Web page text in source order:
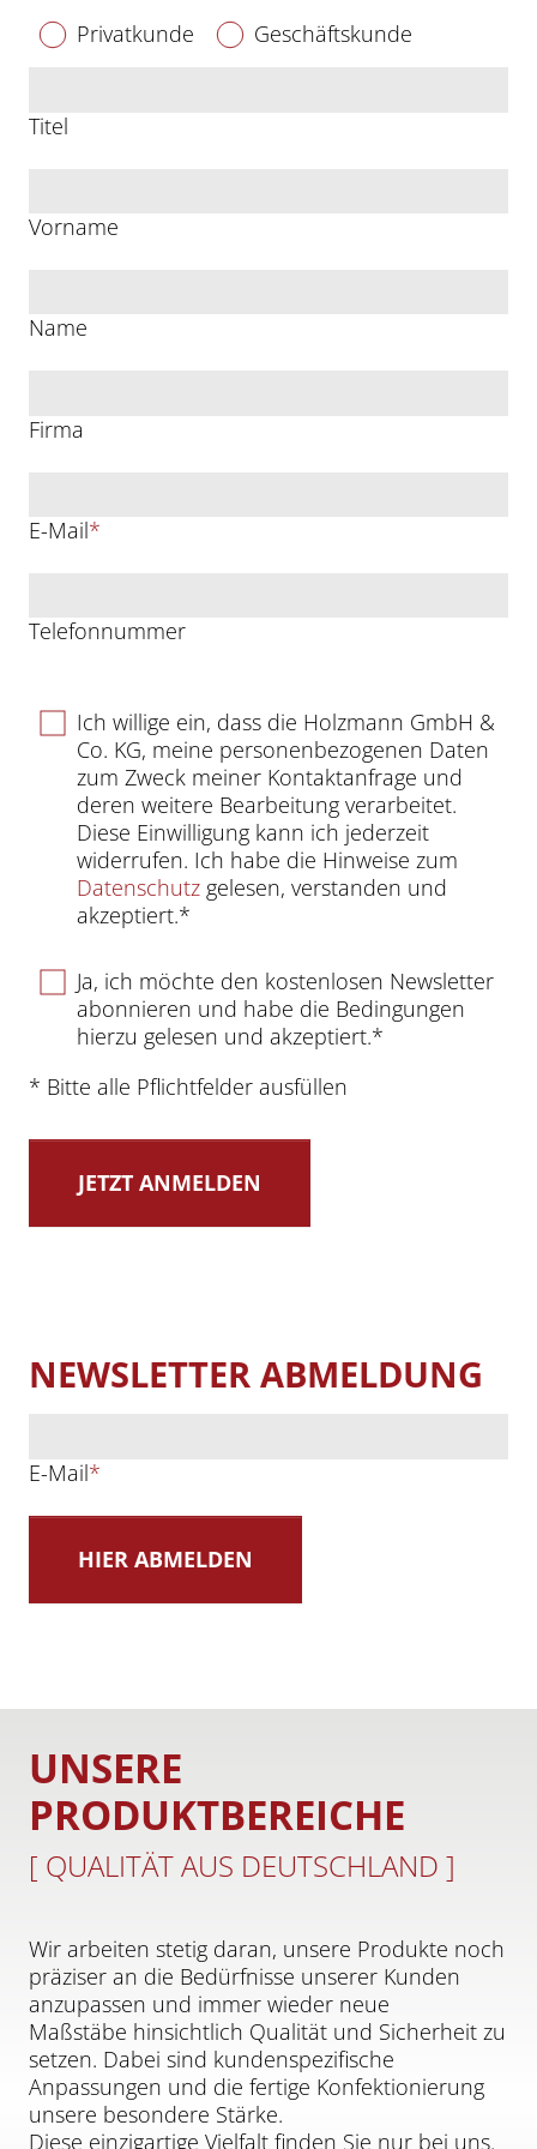
Privatkunde Geschäftskunde
Titel
Vorname
Name
Firma
E-Mail*
Telefonnummer
Ich willige ein, dass die Holzmann GmbH &
Co. KG, meine personenbezogenen Daten
zum Zweck meiner Kontaktanfrage und
deren weitere Bearbeitung verarbeitet.
Diese Einwilligung kann ich jederzeit
widerrufen. Ich habe die Hinweise zum
Datenschutz gelesen, verstanden und
akzeptiert.*
Ja, ich möchte den kostenlosen Newsletter
abonnieren und habe die Bedingungen
hierzu gelesen und akzeptiert.*
* Bitte alle Pflichtfelder ausfüllen
NEWSLETTER ABMELDUNG
E-Mail*
UNSERE
PRODUKTBEREICHE
[ QUALITÄT AUS DEUTSCHLAND ]
Wir arbeiten stetig daran, unsere Produkte noch
präziser an die Bedürfnisse unserer Kunden
anzupassen und immer wieder neue
Maßstäbe hinsichtlich Qualität und Sicherheit zu
setzen. Dabei sind kundenspezifische
Anpassungen und die fertige Konfektionierung
unsere besondere Stärke.
Diese einzigartige Vielfalt finden Sie nur bei uns.